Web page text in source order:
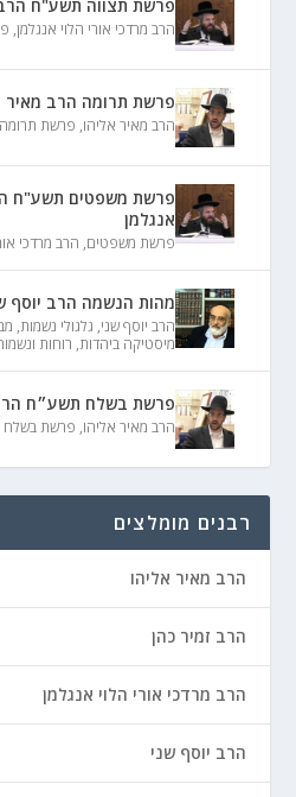
פרשת תצווה תשע"ח הרב
הרב מרדכי אורי הלוי אנגלמן,
פרשת תרומה הרב מאיר
הרב מאיר אליהו, פרשת תרומה
פרשת משפטים תשע"ח
אנגלמן
פרשת משפטים, הרב מרדכי
מהות הנשמה הרב יוסף
הרב יוסף שני, גלגולי נשמות,
מיסטיקה ביהדות, רוחות
פרשת בשלח תשע״ח
הרב מאיר אליהו, פרשת בשלח
רבנים מומלצים
הרב מאיר אליהו
הרב זמיר כהן
הרב מרדכי אורי הלוי אנגלמן
הרב יוסף שני